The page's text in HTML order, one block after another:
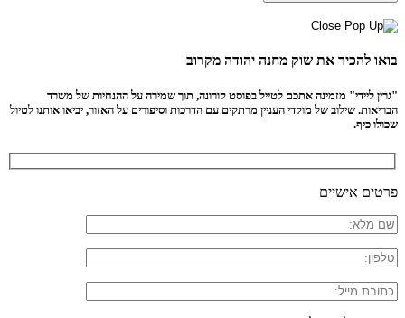
בואו להכיר את שוק מחנה יהודה מקרוב
"גרין ליידי" מזמינה אתכם לטייל בפוסט קורונה, תוך שמירה על ההנחיות של משרד
הבריאות. שילוב של מוקדי העניין מרתקים עם הדרכות וסיפורים על האזור, יביאו אותנו לטיול
שכולו כיף.
פרטים אישיים